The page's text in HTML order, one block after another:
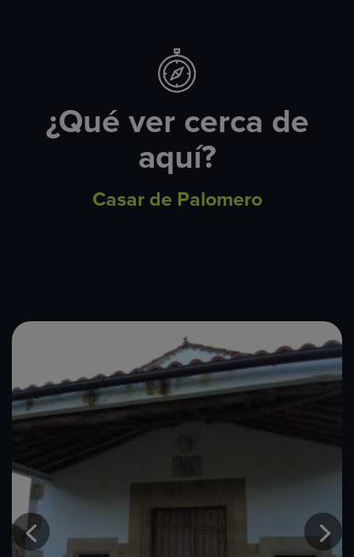
¿Qué ver cerca de
aquí?
Casar de Palomero